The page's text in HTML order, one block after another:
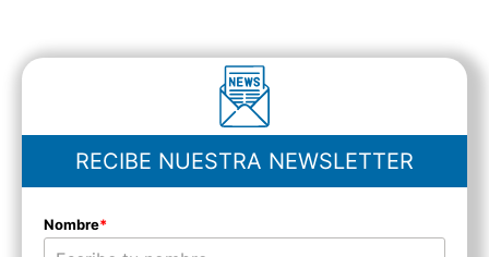
RECIBE NUESTRA NEWSLETTER
Nombre*